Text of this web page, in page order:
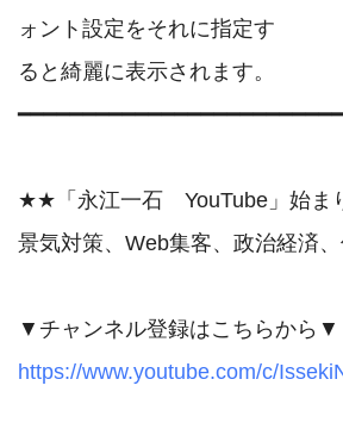
ォント設定をそれに指定す
ると綺麗に表示されます。
★★「永江一石　YouTube」始
景気対策、Web集客、政治経済、
https://www.youtube.com/c/